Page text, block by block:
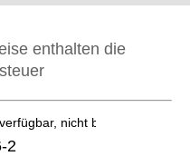
enthalten die
nicht bestellbar
2